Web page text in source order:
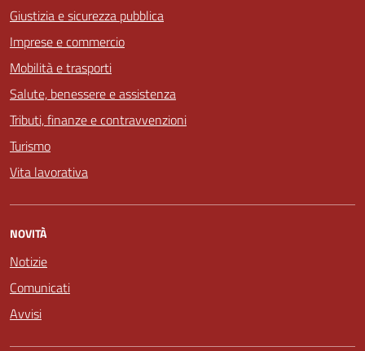
Giustizia e sicurezza pubblica
Imprese e commercio
Mobilità e trasporti
Salute, benessere e assistenza
Tributi, finanze e contravvenzioni
Turismo
Vita lavorativa
NOVITÀ
Notizie
Comunicati
Avvisi